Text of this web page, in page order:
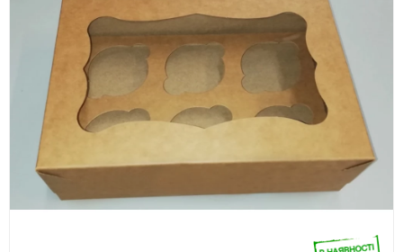
фуда,пиццерий,ресторанов
Стаканы, крышки, держатели,
трубочки
Упаковка для суши
Бумажные пакеты и уголки
Картонные коробки